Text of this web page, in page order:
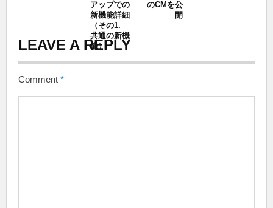
アップでの
新機能詳細
（その1.
共通の新機
能）
のCMを公
開
LEAVE A REPLY
Comment *